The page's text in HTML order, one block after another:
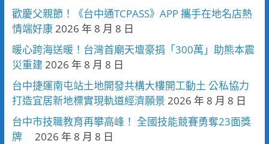
歡慶父親節！《台中通TCPASS》APP 攜手在地名店熱
情端好康2026 年 8 月 8 日
暖心跨海送暖！台灣首廟天壇豪捐「300萬」助熊本震
災重建 2026 年 8 月 8 日
台中捷運南屯站土地開發共構大樓開工動土 公私協力
打造宜居新地標實現軌道經濟願景 2026 年 8 月 8 日
台中市技職教育再攀高峰！ 全國技能競賽勇奪23面獎
牌
2026 年 8 月 8 日